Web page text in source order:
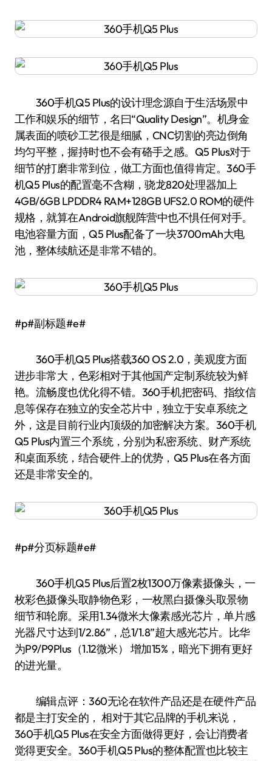
360手机Q5 Plus的设计理念源自于生活场景中
工作和娱乐的细节，名曰“Quality Design”。机身金
属表面的喷砂工艺很是细腻，CNC切割的亮边倒角
均匀平整，握持时也不会有硌手之感。Q5 Plus对于
细节的打磨非常到位，做工方面也值得肯定。360手
机Q5 Plus的配置毫不含糊，骁龙820处理器加上
4GB/6GB LPDDR4 RAM+128GB UFS2.0 ROM的硬件
规格，就算在Android旗舰阵营中也不惧任何对手。
电池容量方面，Q5 Plus配备了一块3700mAh大电
池，整体续航还是非常不错的。
#p#副标题#e#
360手机Q5 Plus搭载360 OS 2.0，美观度方面
进步非常大，色彩相对于其他国产定制系统较为鲜
艳。流畅度也优化得不错。360手机把密码、指纹信
息等保存在独立的安全芯片中，独立于安卓系统之
外，这是目前行业内顶级的加密解决方案。360手机
Q5 Plus内置三个系统，分别为私密系统、财产系统
和桌面系统，结合硬件上的优势，Q5 Plus在各方面
还是非常安全的。
#p#分页标题#e#
360手机Q5 Plus后置2枚1300万像素摄像头，一
枚彩色摄像头取静物色彩，一枚黑白摄像头取景物
细节和轮廓。采用1.34微米大像素感光芯片，单片感
光器尺寸达到1/2.86”，总1/1.8”超大感光芯片。比华
为P9/P9Plus（1.12微米） 增加15%，暗光下拥有更好
的进光量。
编辑点评：360无论在软件产品还是在硬件产品
都是主打安全的， 相对于其它品牌的手机来说，
360手机Q5 Plus在安全方面做得更好，会让消费者
觉得更安全。360手机Q5 Plus的整体配置也比较主